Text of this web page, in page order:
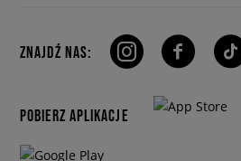
ZNAJDŹ NAS:
POBIERZ APLIKACJE